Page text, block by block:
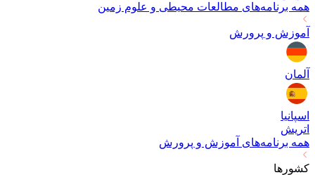
همه برنامه‌های مطالعات محیطی و علوم زمین
آموزش و پرورش
آلمان
اسپانیا
اتریش
همه برنامه‌های آموزش و پرورش
کشورها